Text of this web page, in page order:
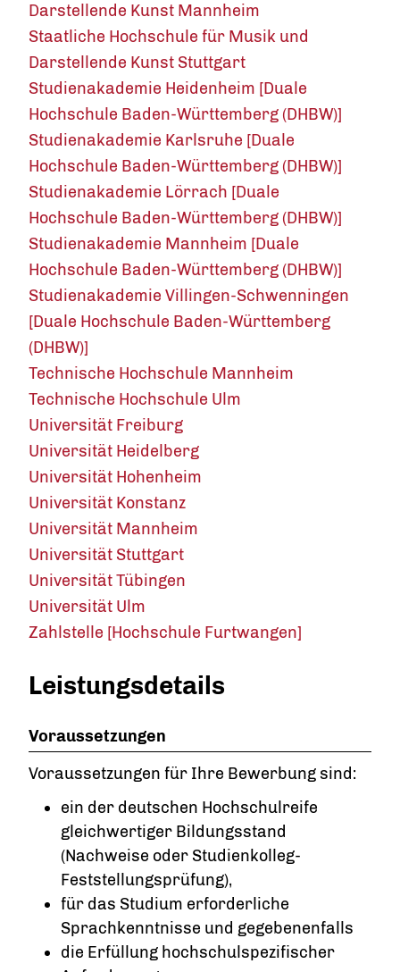
Darstellende Kunst Mannheim
Staatliche Hochschule für Musik und
Darstellende Kunst Stuttgart
Studienakademie Heidenheim [Duale
Hochschule Baden-Württemberg (DHBW)]
Studienakademie Karlsruhe [Duale
Hochschule Baden-Württemberg (DHBW)]
Studienakademie Lörrach [Duale
Hochschule Baden-Württemberg (DHBW)]
Studienakademie Mannheim [Duale
Hochschule Baden-Württemberg (DHBW)]
Studienakademie Villingen-Schwenningen
[Duale Hochschule Baden-Württemberg
(DHBW)]
Technische Hochschule Mannheim
Technische Hochschule Ulm
Universität Freiburg
Universität Heidelberg
Universität Hohenheim
Universität Konstanz
Universität Mannheim
Universität Stuttgart
Universität Tübingen
Universität Ulm
Zahlstelle [Hochschule Furtwangen]
Leistungsdetails
Voraussetzungen
Voraussetzungen für Ihre Bewerbung sind:
ein der deutschen Hochschulreife
gleichwertiger Bildungsstand
(Nachweise oder Studienkolleg-
Feststellungsprüfung),
für das Studium erforderliche
Sprachkenntnisse und gegebenenfalls
die Erfüllung hochschulspezifischer